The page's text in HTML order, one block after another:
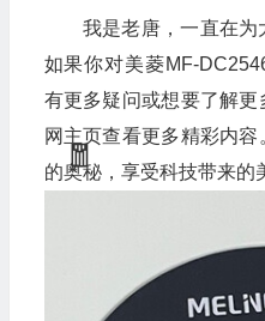
我是老唐，一直在为
如果你对美菱MF-
有更多疑问或想要了解
网主页查看更多精彩内
的奥秘，享受科技带来的